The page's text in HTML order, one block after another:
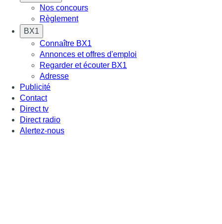
Nos concours
Règlement
BX1
Connaître BX1
Annonces et offres d'emploi
Regarder et écouter BX1
Adresse
Publicité
Contact
Direct tv
Direct radio
Alertez-nous